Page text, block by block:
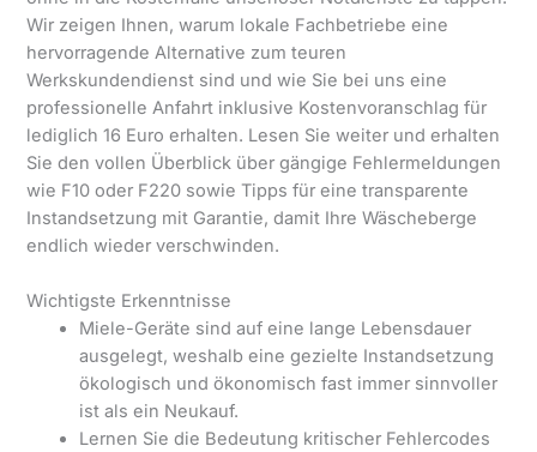
Wir zeigen Ihnen, warum lokale Fachbetriebe eine
hervorragende Alternative zum teuren
Werkskundendienst sind und wie Sie bei uns eine
professionelle Anfahrt inklusive Kostenvoranschlag für
lediglich 16 Euro erhalten. Lesen Sie weiter und erhalten
Sie den vollen Überblick über gängige Fehlermeldungen
wie F10 oder F220 sowie Tipps für eine transparente
Instandsetzung mit Garantie, damit Ihre Wäscheberge
endlich wieder verschwinden.
Wichtigste Erkenntnisse
Miele-Geräte sind auf eine lange Lebensdauer
ausgelegt, weshalb eine gezielte Instandsetzung
ökologisch und ökonomisch fast immer sinnvoller
ist als ein Neukauf.
Lernen Sie die Bedeutung kritischer Fehlercodes